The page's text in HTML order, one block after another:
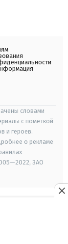
словами
с пометкой
и героев.
о рекламе
ЗАО